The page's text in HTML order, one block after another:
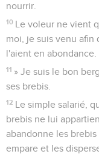
nourrir.
10 Le voleur ne vient
moi, je suis venu afin
l'aient en abondance.
11 » Je suis le bon
ses brebis.
12 Le simple salarié,
brebis ne lui
abandonne les
empare et les